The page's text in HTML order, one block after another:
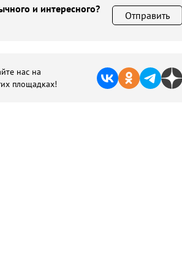
и интересного?
Отправить
нас на
площадках!